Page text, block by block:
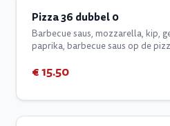
Pizza 36 dubbel 0
Barbecue saus, mozzarella, kip,
paprika, barbecue saus op de
€ 15.50